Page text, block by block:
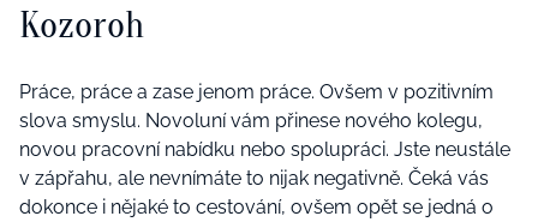
Kozoroh
Práce, práce a zase jenom práce. Ovšem v pozitivním
slova smyslu. Novoluní vám přinese nového kolegu,
novou pracovní nabídku nebo spolupráci. Jste neustále
v zápřahu, ale nevnímáte to nijak negativně. Čeká vás
dokonce i nějaké to cestování, ovšem opět se jedná o